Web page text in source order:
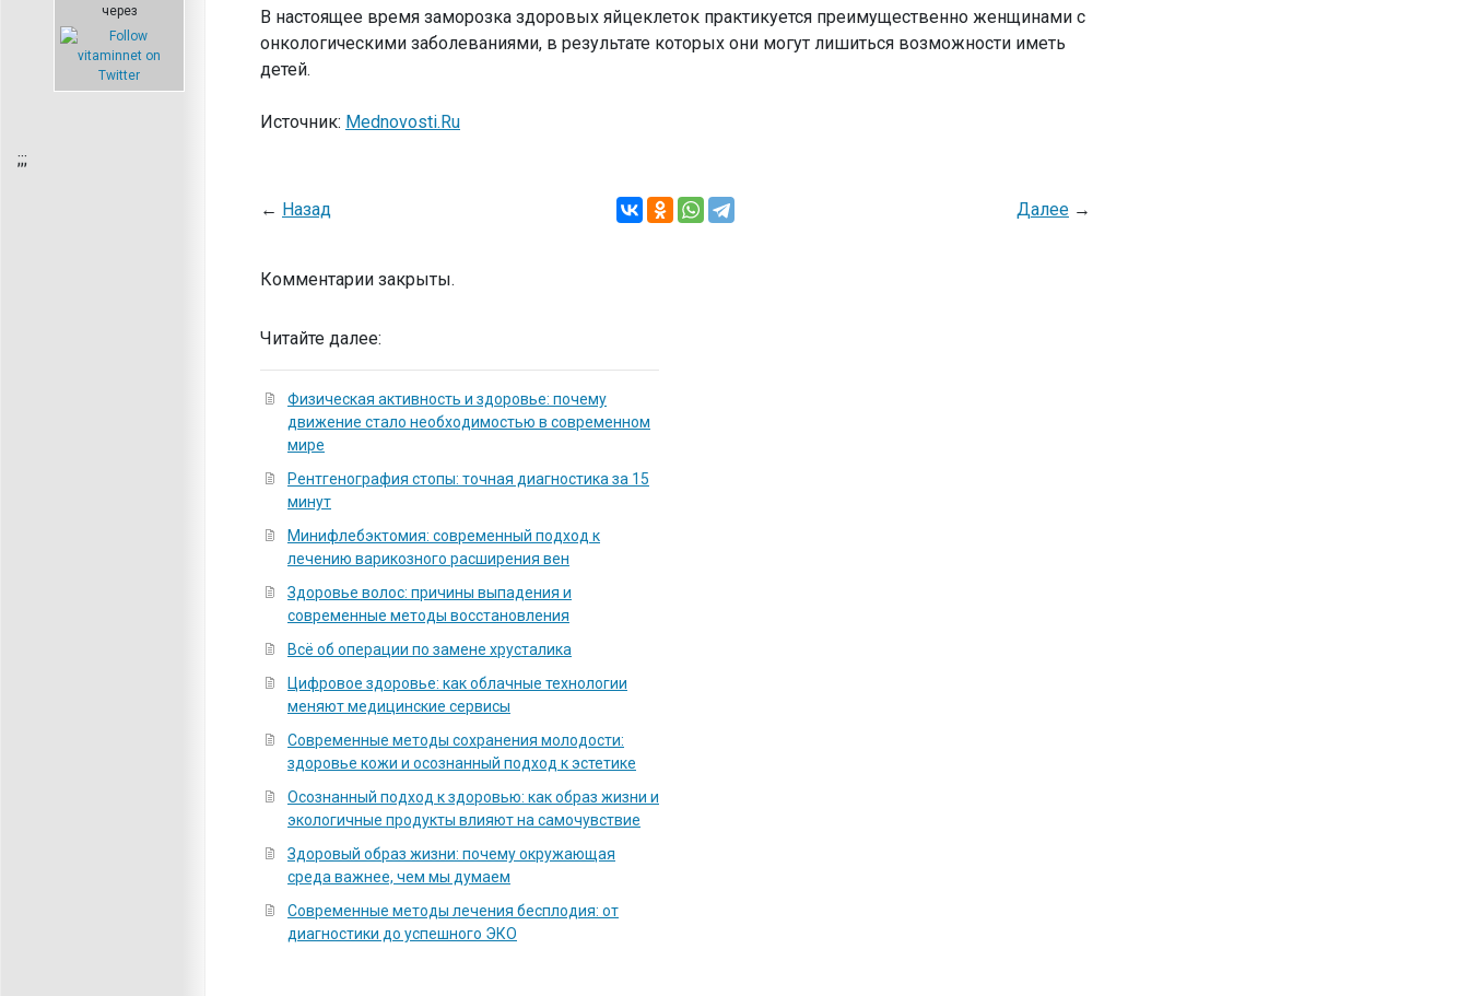
через
;;;
В настоящее время заморозка здоровых яйцеклеток практикуется преимущественно женщинами с
онкологическими заболеваниями, в результате которых они могут лишиться возможности иметь
детей.
Источник: Mednovosti.Ru
← Назад Далее→
Комментарии закрыты.
Читайте далее:
Физическая активность и здоровье: почему
движение стало необходимостью в современном
мире
Рентгенография стопы: точная диагностика за 15
минут
Минифлебэктомия: современный подход к
лечению варикозного расширения вен
Здоровье волос: причины выпадения и
современные методы восстановления
Всё об операции по замене хрусталика
Цифровое здоровье: как облачные технологии
меняют медицинские сервисы
Современные методы сохранения молодости:
здоровье кожи и осознанный подход к эстетике
Осознанный подход к здоровью: как образ жизни и
экологичные продукты влияют на самочувствие
Здоровый образ жизни: почему окружающая
среда важнее, чем мы думаем
Современные методы лечения бесплодия: от
диагностики до успешного ЭКО